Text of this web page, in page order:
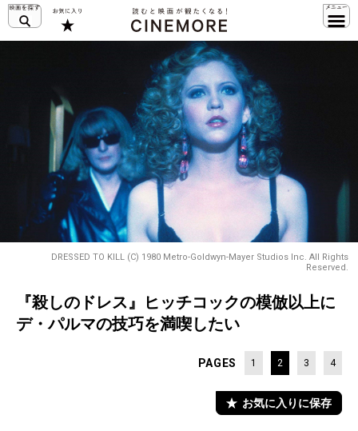
DRESSED TO KILL (C) 1980 Metro-Goldwyn-Mayer Studios Inc. All Rights
Reserved.
『殺しのドレス』ヒッチコックの模倣以上に
デ・パルマの技巧を満喫したい
PAGES 1 2 3 4
お気に入りに保存